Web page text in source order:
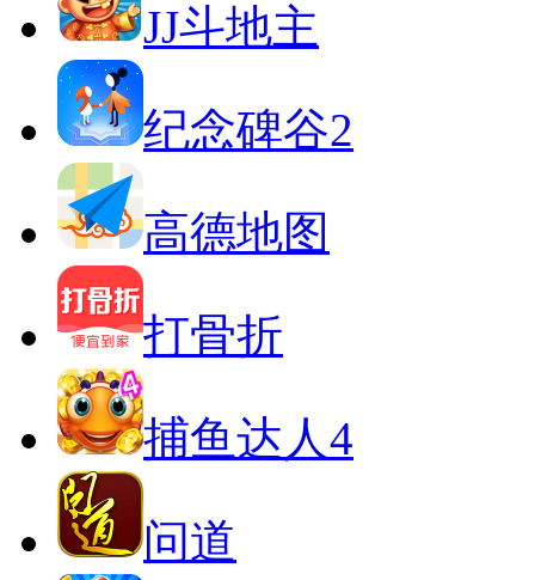
JJ斗地主
纪念碑谷2
高德地图
打骨折
捕鱼达人4
问道